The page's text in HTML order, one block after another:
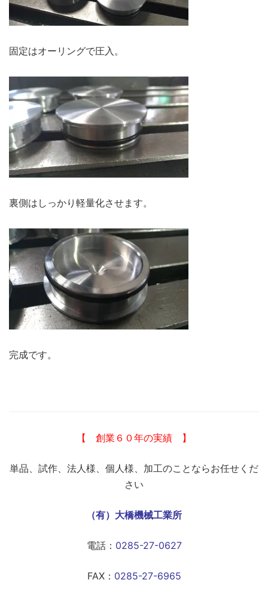
固定はオーリングで圧入。
裏側はしっかり軽量化させます。
完成です。
【 創業６０年の実績 】
単品、試作、法人様、個人様、加工のことならお任せくだ
さい
（有）大橋機械工業所
電話： 0285-27-0627
FAX： 0285-27-6965